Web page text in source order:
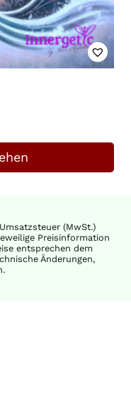
(MwSt.)
Preisinformation
entsprechen dem
Änderungen,